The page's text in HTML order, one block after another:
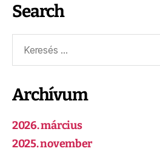
Search
Archívum
2026. március
2025. november